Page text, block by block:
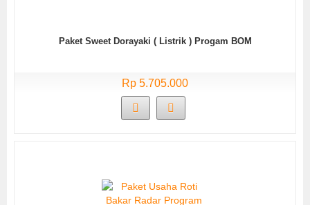
Paket Sweet Dorayaki ( Listrik ) Progam BOM
Rp 5.705.000